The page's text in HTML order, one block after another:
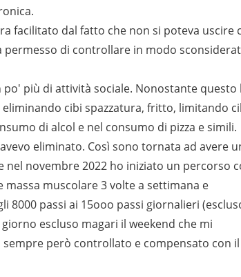
facilitato dal fatto che non si poteva uscire
permesso di controllare in modo
più di attività sociale. Nonostante questo
cibi spazzatura, fritto, limitando
di alcol e nel consumo di pizza e simili.
eliminato. Così sono tornata ad avere
nel novembre 2022 ho iniziato un percorso
muscolare 3 volte a settimana e
passi ai 15ooo passi giornalieri
escluso magari il weekend che mi
però controllato e compensato con il